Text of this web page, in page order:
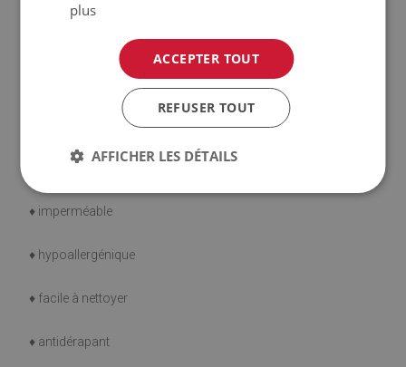
♦ Type : transparent
♦ Matériau : tapis en PVC
♦ Épaisseur : 2 mm
Informations supplémentaires
♦ imperméable
♦ hypoallergénique
♦ facile à nettoyer
♦ antidérapant
plus
ACCEPTER TOUT
REFUSER TOUT
AFFICHER LES DÉTAILS